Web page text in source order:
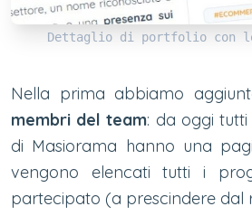
Dettaglio di portfolio con le
Nella prima abbiamo
membri del team: da oggi
di Masiorama hanno una
vengono elencati tutti i
partecipato (a prescindere dal